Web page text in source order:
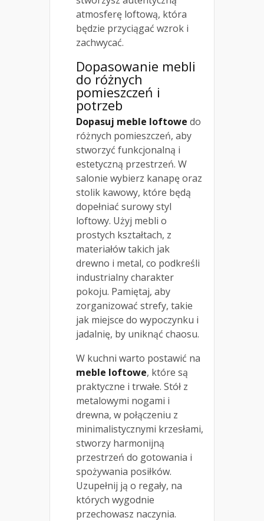
atmosferę loftową, która
będzie przyciągać wzrok i
zachwycać.
Dopasowanie mebli
do różnych
pomieszczeń i
potrzeb
Dopasuj meble loftowe do
różnych pomieszczeń, aby
stworzyć funkcjonalną i
estetyczną przestrzeń. W
salonie wybierz kanapę oraz
stolik kawowy, które będą
dopełniać surowy styl
loftowy. Użyj mebli o
prostych kształtach, z
materiałów takich jak
drewno i metal, co podkreśli
industrialny charakter
pokoju. Pamiętaj, aby
zorganizować strefy, takie
jak miejsce do wypoczynku i
jadalnię, by uniknąć chaosu.
W kuchni warto postawić na
meble loftowe, które są
praktyczne i trwałe. Stół z
metalowymi nogami i
drewna, w połączeniu z
minimalistycznymi krzesłami,
stworzy harmonijną
przestrzeń do gotowania i
spożywania posiłków.
Uzupełnij ją o regały, na
których wygodnie
przechowasz naczynia.